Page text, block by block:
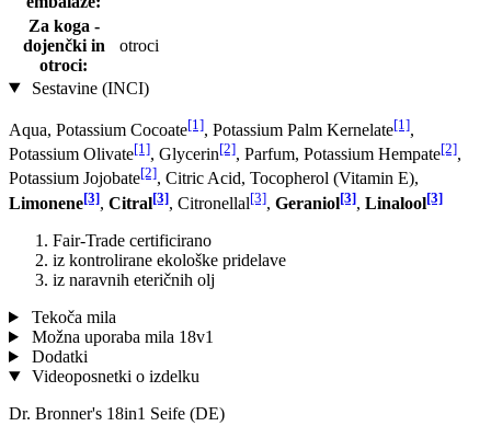
Za koga -
dojenčki in
otroci:
otroci
Sestavine (INCI)
Aqua, Potassium Cocoate[1], Potassium Palm Kernelate[1],
Potassium Olivate[1], Glycerin[2], Parfum, Potassium Hempate[2],
Potassium Jo­jobate[2], Citric Acid, Tocopherol (Vitamin E),
Limonene[3], Citral[3], Citronellal[3], Geraniol[3], Linalool[3]
Fair-Trade certificirano
iz kontrolirane ekološke pridelave
iz naravnih eteričnih olj
Tekoča mila
Možna uporaba mila 18v1
Dodatki
Videoposnetki o izdelku
Dr. Bronner's 18in1 Seife (DE)